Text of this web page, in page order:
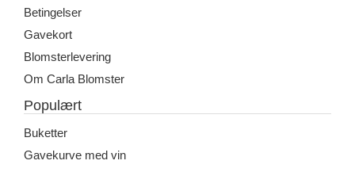
Betingelser
Gavekort
Blomsterlevering
Om Carla Blomster
Populært
Buketter
Gavekurve med vin